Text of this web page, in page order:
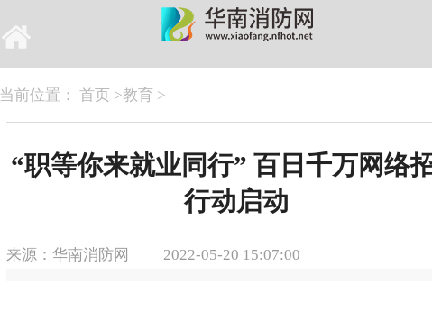
当前位置：首页 >教育 >
“职等你来就业同行” 百日千万网络
行动启动
来源：华南消防网 2022-05-20 15:07:00